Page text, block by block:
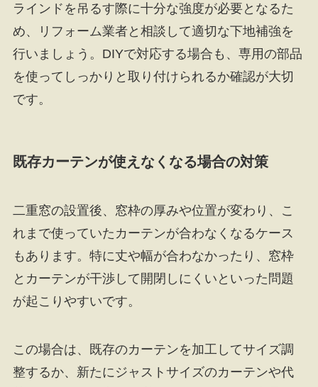
ラインドを吊るす際に十分な強度が必要となるた
め、リフォーム業者と相談して適切な下地補強を
行いましょう。DIYで対応する場合も、専用の部品
を使ってしっかりと取り付けられるか確認が大切
です。
既存カーテンが使えなくなる場合の対策
二重窓の設置後、窓枠の厚みや位置が変わり、こ
れまで使っていたカーテンが合わなくなるケース
もあります。特に丈や幅が合わなかったり、窓枠
とカーテンが干渉して開閉しにくいといった問題
が起こりやすいです。
この場合は、既存のカーテンを加工してサイズ調
整するか、新たにジャストサイズのカーテンや代